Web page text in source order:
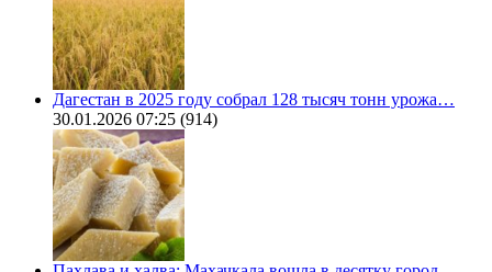
Дагестан в 2025 году собрал 128 тысяч тонн урожа…
30.01.2026 07:25 (914)